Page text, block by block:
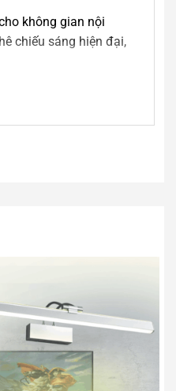
không gian nội
chiếu sáng hiện đại,
kế của bạn. Bạn